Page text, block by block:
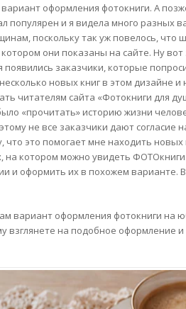
оформления фотокниги. А
популярен и я видела много разных
поскольку так уж повелось, что
они показаны на сайте. Ну
появились заказчики, которые
новых книг в этом дизайне
читателям сайта «Фотокниги для
«прочитать» историю жизни
не все заказчики дают согласие
что это помогает мне находить
на котором можно увидеть
и оформить их в похожем варианте.
вариант оформления фотокниги на
взглянете на подобное оформление